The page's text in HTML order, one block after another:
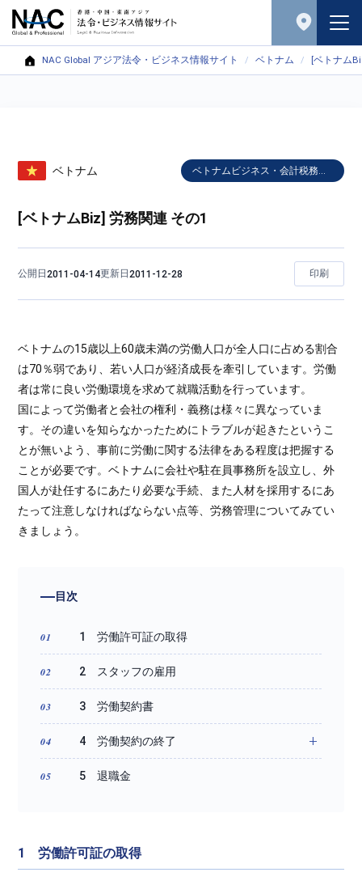
NAC Global アジア法令・ビジネス情報サイト ベトナム [ベトナム
ベトナム
[ベトナムBiz] 労務関連 その1
公開日2011-04-14更新日2011-12-28 印刷
ベトナムの15歳以上60歳未満の労働人口が全人口に占める割合
は70％弱であり、若い人口が経済成長を牽引しています。労働
者は常に良い労働環境を求めて就職活動を行っています。
国によって労働者と会社の権利・義務は様々に異なっていま
す。その違いを知らなかったためにトラブルが起きたというこ
とが無いよう、事前に労働に関する法律をある程度は把握する
ことが必要です。ベトナムに会社や駐在員事務所を設立し、外
国人が赴任するにあたり必要な手続、また人材を採用するにあ
たって注意しなければならない点等、労務管理についてみてい
きましょう。
目次
1 労働許可証の取得
2 スタッフの雇用
3 労働契約書
4 労働契約の終了
5 退職金
1 労働許可証の取得